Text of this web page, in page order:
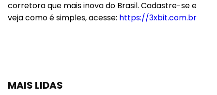
corretora que mais inova do Brasil. Cadastre-se e
veja como é simples, acesse: https://3xbit.com.br
MAIS LIDAS